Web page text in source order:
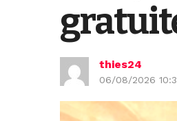
thies24
06/08/2026